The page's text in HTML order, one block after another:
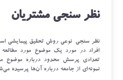
نظر سنجی مشتریان
نظر سنجی نوعی روش تحقیق پیمایشی
افراد در مورد یک موضوع مورد مطالعه
تعدادی پرسش محدود درباره موضوع
نمونه‌ای از جامعه درباره آن‌ها پرسیده